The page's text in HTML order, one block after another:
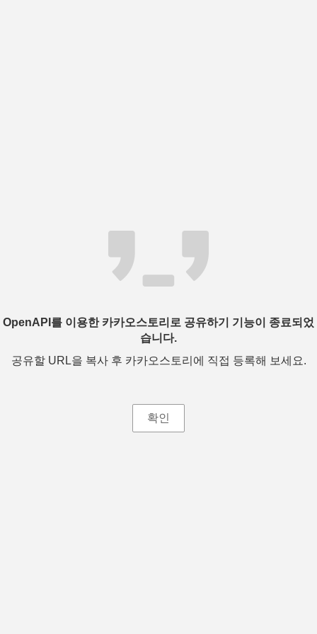
OpenAPI를 이용한 카카오스토리로 공유하기 기능이 종료되었
습니다.
공유할 URL을 복사 후 카카오스토리에 직접 등록해 보세요.
확인